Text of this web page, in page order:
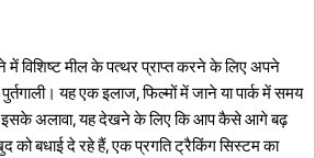
विशिष्ट मील के पत्थर प्राप्त करने के लिए अपने
यह एक इलाज, फिल्मों में जाने या पार्क में समय
इसके अलावा, यह देखने के लिए कि आप कैसे आगे बढ़
को बधाई दे रहे हैं, एक प्रगति ट्रैकिंग सिस्टम का